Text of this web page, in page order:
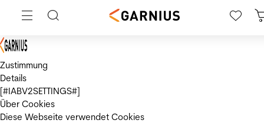
Zustimmung
Details
[#IABV2SETTINGS#]
Über Cookies
Diese Webseite verwendet Cookies